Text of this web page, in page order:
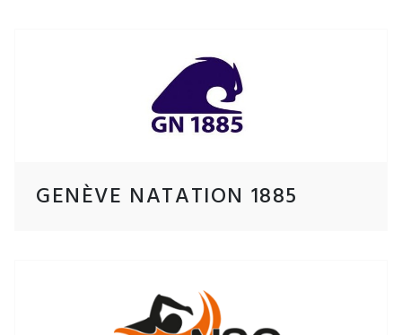
GENÈVE NATATION 1885